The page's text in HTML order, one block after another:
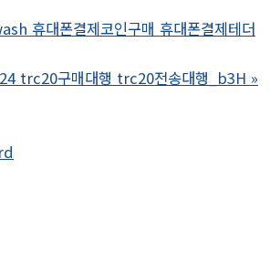
휴대폰결제코인구매 휴대폰결제테더
trc20구매대행 trc20전송대행_b3H »